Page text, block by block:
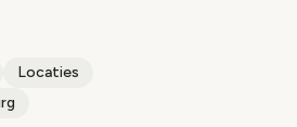
Locaties